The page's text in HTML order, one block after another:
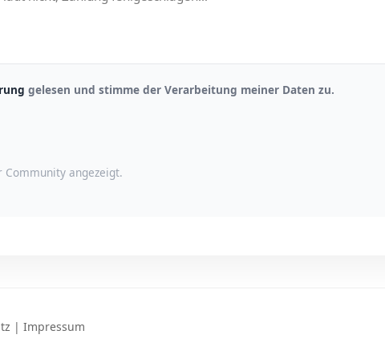
gelesen und stimme der Verarbeitung meiner Daten zu.
angezeigt.
| Impressum